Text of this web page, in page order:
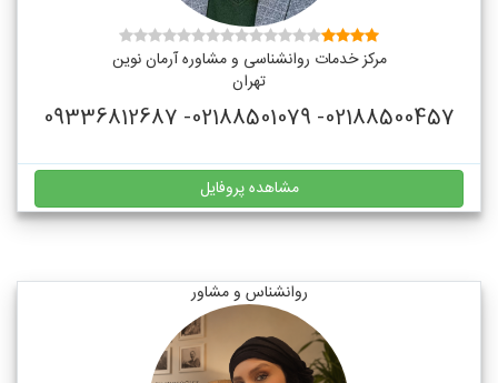
مرکز خدمات روانشناسی و مشاوره آرمان نوین
تهران
02188500457- 02188501079- 09336812687
مشاهده پروفایل
روانشناس و مشاور